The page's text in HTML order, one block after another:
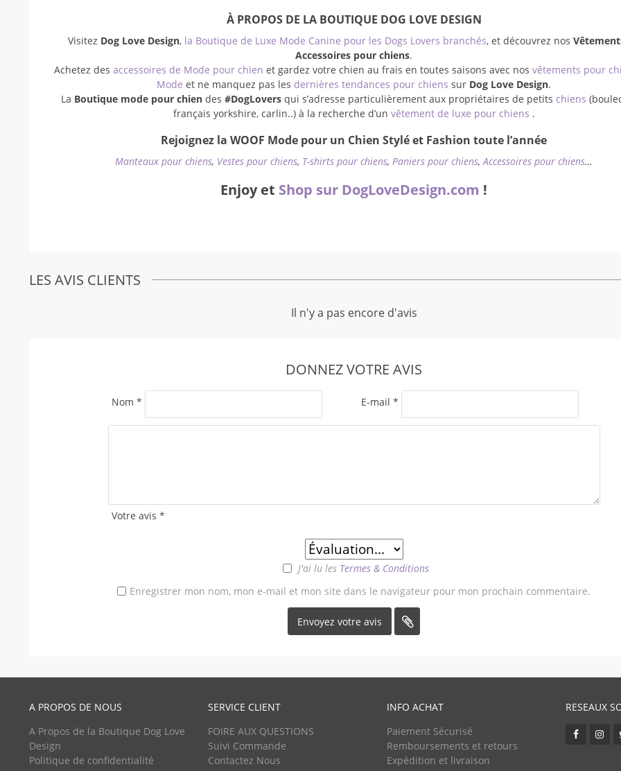
À PROPOS DE LA BOUTIQUE DOG LOVE DESIGN
Visitez Dog Love Design, la Boutique de Luxe Mode Canine pour les Dogs Lovers branchés, et découvrez nos
Accessoires pour chiens.
Achetez desaccessoires de Mode pour chien et gardez votre chien au frais en toutes saisons avec nosvêtements pour
Modeet ne manquez pas les dernières tendances pour chiens sur Dog Love Design.
La Boutique mode pour chiendes #DogLoversqui s’adresse particulièrement aux propriétaires de petits chiens
français yorkshire, carlin..) à la recherche d’un vêtement de luxe pour chiens .
Rejoignez la WOOF Mode pour un Chien Stylé et Fashion toute l’année
Manteaux pour chiens, Vestes pour chiens, T-shirts pour chiens, Paniers pour chiens,Accessoires pour chiens…
Enjoy et Shop sur DogLoveDesign.com !
LES AVIS CLIENTS
Il n'y a pas encore d'avis
DONNEZ VOTRE AVIS
Votre avis *
J'ai lu les Termes & Conditions
Nom * E-mail *
Enregistrer mon nom, mon e-mail et mon site dans le navigateur pour mon prochain commentaire.
A PROPOS DE NOUS
A Propos de la Boutique Dog Love
Design
Politique de confidentialité
SERVICE CLIENT
FOIRE AUX QUESTIONS
Suivi Commande
Contactez Nous
INFO ACHAT
Paiement Sécurisé
Remboursements et retours
Expédition et livraison
RESEAUX